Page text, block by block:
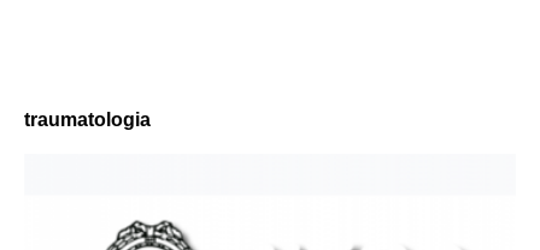
traumatologia